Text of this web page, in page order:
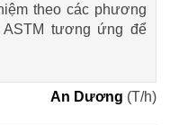
theo các phương
tương ứng để
An Dương (T/h)